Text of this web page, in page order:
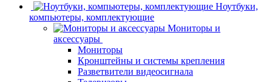
Ноутбуки,
компьютеры, комплектующие
Мониторы и
аксессуары
Мониторы
Кронштейны и системы крепления
Разветвители видеосигнала